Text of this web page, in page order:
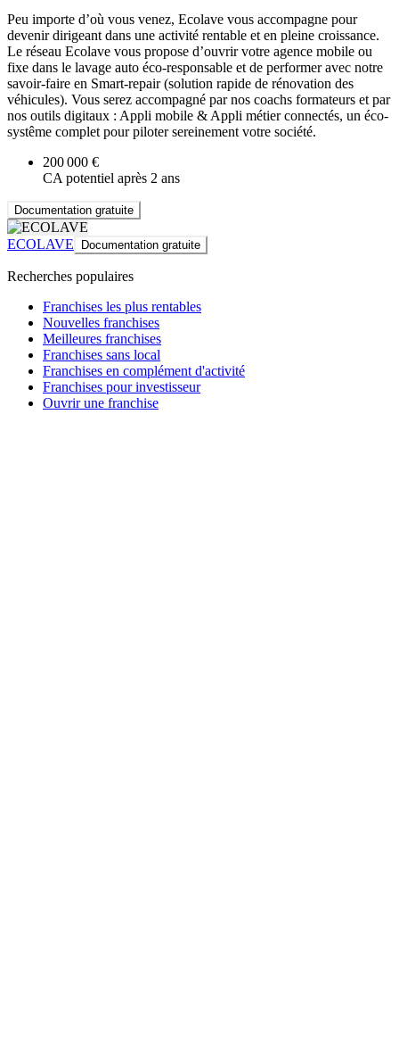
Peu importe d’où vous venez, Ecolave vous accompagne pour
devenir dirigeant dans une activité rentable et en pleine croissance.
Le réseau Ecolave vous propose d’ouvrir votre agence mobile ou
fixe dans le lavage auto éco-responsable et de performer avec notre
savoir-faire en Smart-repair (solution rapide de rénovation des
véhicules). Vous serez accompagné par nos coachs formateurs et par
nos outils digitaux : Appli mobile & Appli métier connectés, un éco-
systême complet pour piloter sereinement votre société.
200 000 €
CA potentiel après 2 ans
Documentation gratuite
ECOLAVE Documentation gratuite
Recherches populaires
Franchises les plus rentables
Nouvelles franchises
Meilleures franchises
Franchises sans local
Franchises en complément d'activité
Franchises pour investisseur
Ouvrir une franchise